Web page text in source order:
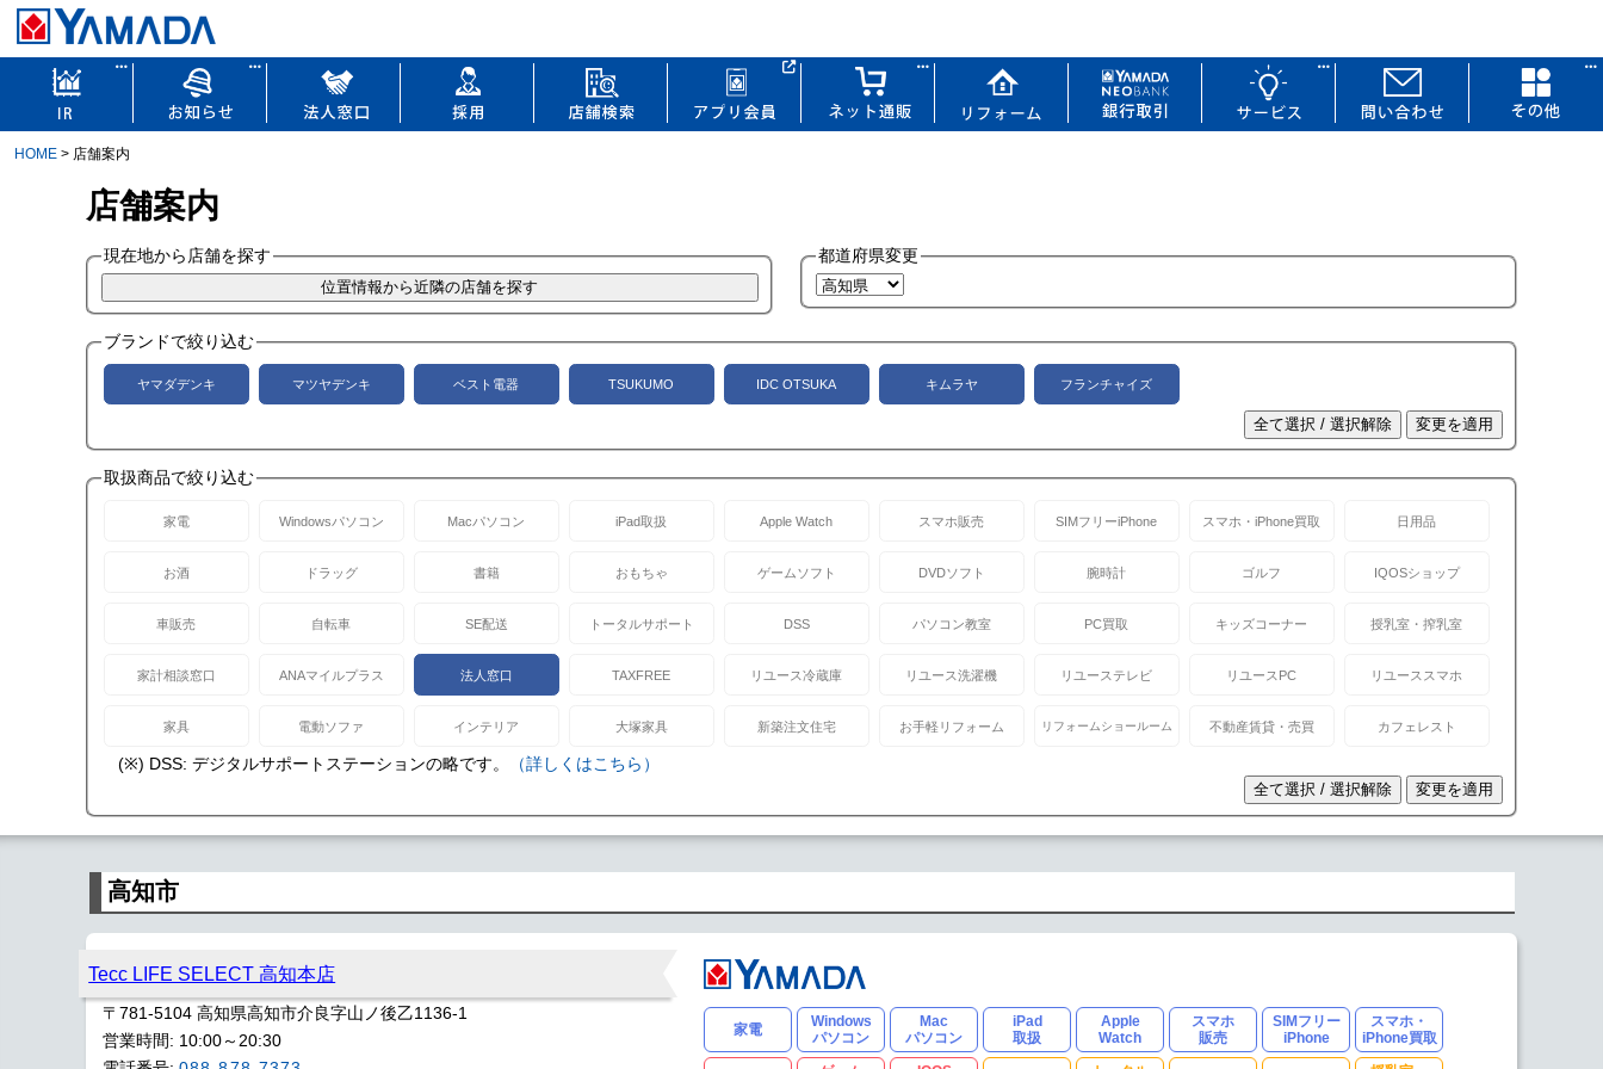
HOME > 店舗案内
店舗案内
現在地から店舗を探す 都道府県変更
ブランドで絞り込む
ヤマダデンキ マツヤデンキ ベスト電器 TSUKUMO IDC OTSUKA キムラヤ フランチャイズ
取扱商品で絞り込む
家電 Windowsパソコン Macパソコン iPad取扱 Apple Watch スマホ販売 SIMフリーiPhone スマホ・iPhone買取 日用品
お酒 ドラッグ 書籍 おもちゃ ゲームソフト DVDソフト 腕時計 ゴルフ IQOSショップ
車販売 自転車 SE配送 トータルサポート DSS パソコン教室 PC買取 キッズコーナー 授乳室・搾乳室
家計相談窓口 ANAマイルプラス 法人窓口 TAXFREE リユース冷蔵庫 リユース洗濯機 リユーステレビ リユースPC リユーススマホ
家具 電動ソファ インテリア 大塚家具 新築注文住宅 お手軽リフォーム リフォームショールーム 不動産賃貸・売買 カフェレスト
(※) DSS: デジタルサポートステーションの略です。 （詳しくはこちら）
高知市
Tecc LIFE SELECT 高知本店
〒781-5104 高知県高知市介良字山ノ後乙1136-1
営業時間: 10:00～20:30
家電
Windows
パソコン
Mac
パソコン
iPad
取扱
Apple
Watch
スマホ
販売
SIMフリー
iPhone
スマホ・
iPhone買取